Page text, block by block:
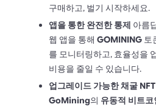
구매하고, 벌기 시작하세요.
앱을 통한 완전한 통제 아름
웹 앱을 통해 GOMINING 토
를 모니터링하고, 효율성을
비용을 줄일 수 있습니다.
업그레이드 가능한 채굴 NFT
GoMining의 유동적 비트